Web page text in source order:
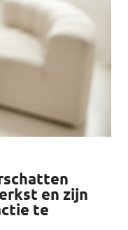
en zijn
te